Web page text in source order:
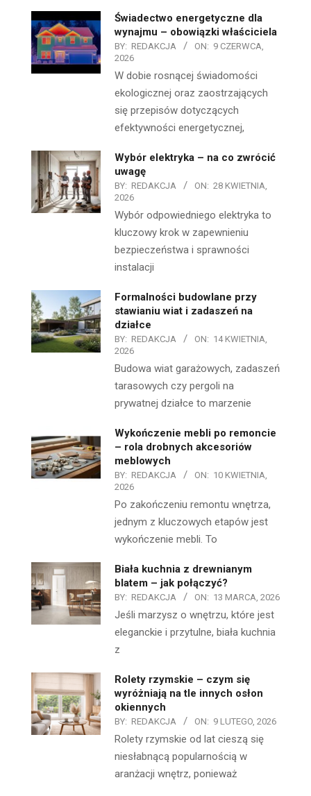
Świadectwo energetyczne dla
wynajmu – obowiązki właściciela
BY: REDAKCJA ON: 9 CZERWCA,
2026
W dobie rosnącej świadomości
ekologicznej oraz zaostrzających
się przepisów dotyczących
efektywności energetycznej,
Wybór elektryka – na co zwrócić
uwagę
BY: REDAKCJA ON: 28 KWIETNIA,
2026
Wybór odpowiedniego elektryka to
kluczowy krok w zapewnieniu
bezpieczeństwa i sprawności
instalacji
Formalności budowlane przy
stawianiu wiat i zadaszeń na
działce
BY: REDAKCJA ON: 14 KWIETNIA,
2026
Budowa wiat garażowych, zadaszeń
tarasowych czy pergoli na
prywatnej działce to marzenie
Wykończenie mebli po remoncie
– rola drobnych akcesoriów
meblowych
BY: REDAKCJA ON: 10 KWIETNIA,
2026
Po zakończeniu remontu wnętrza,
jednym z kluczowych etapów jest
wykończenie mebli. To
Biała kuchnia z drewnianym
blatem – jak połączyć?
BY: REDAKCJA ON: 13 MARCA, 2026
Jeśli marzysz o wnętrzu, które jest
eleganckie i przytulne, biała kuchnia
z
Rolety rzymskie – czym się
wyróżniają na tle innych osłon
okiennych
BY: REDAKCJA ON: 9 LUTEGO, 2026
Rolety rzymskie od lat cieszą się
niesłabnącą popularnością w
aranżacji wnętrz, ponieważ